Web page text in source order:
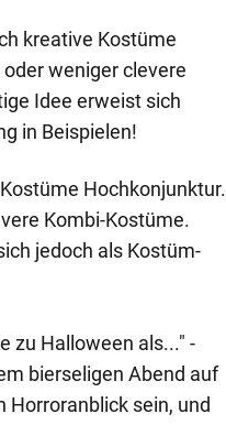
kreative Kostüme
weniger clevere
Idee erweist sich
in Beispielen!
Hochkonjunktur.
Kombi-Kostüme.
jedoch als Kostüm-
zu Halloween als..." -
bierseligen Abend auf
Horroranblick sein, und